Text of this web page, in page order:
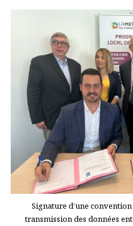
Signature d’une
transmission des données